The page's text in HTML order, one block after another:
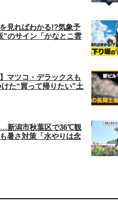
見ればわかる!?気象予
”のサイン「かなとこ雲
マツコ・デラックスも
た“買って帰りたい”土
…新潟市秋葉区で36℃観
暑さ対策「水やりは念